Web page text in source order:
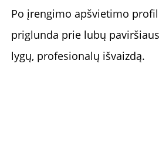
Po įrengimo apšvietimo
priglunda prie lubų
lygų, profesionalų išvaizdą.